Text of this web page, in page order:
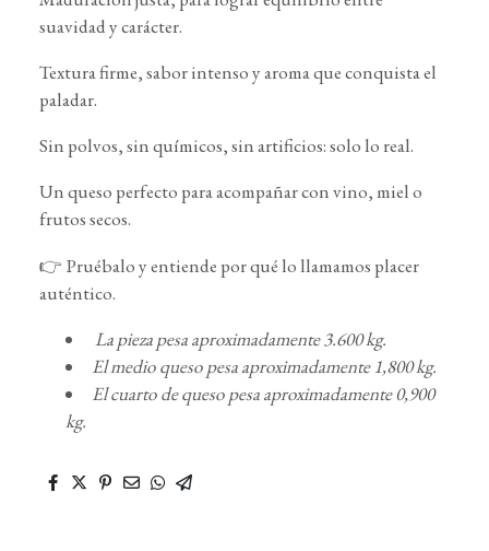
suavidad y carácter.
Textura firme, sabor intenso y aroma que conquista el
paladar.
Sin polvos, sin químicos, sin artificios: solo lo real.
Un queso perfecto para acompañar con vino, miel o
frutos secos.
👉 Pruébalo y entiende por qué lo llamamos placer
auténtico.
La pieza pesa aproximadamente 3.600 kg.
El medio queso pesa aproximadamente 1,800 kg.
El cuarto de queso pesa aproximadamente 0,900
kg.